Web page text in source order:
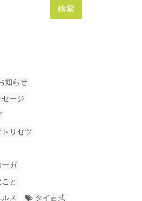
知らせ
ージ
リセツ
ーガ
と
ス
タイ古式